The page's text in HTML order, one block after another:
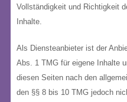
Vollständigkeit und Richtigkeit
Inhalte.
Als Diensteanbieter ist der
Abs. 1 TMG für eigene Inhalte
diesen Seiten nach den
den §§ 8 bis 10 TMG jedoch